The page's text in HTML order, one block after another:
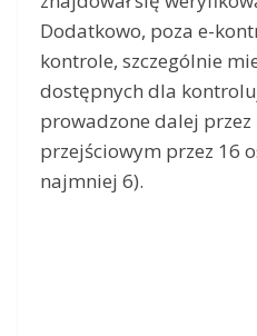
Dodatkowo, poza e-
kontrole, szczególnie
dostępnych dla
prowadzone dalej
przejściowym przez 16
najmniej 6).